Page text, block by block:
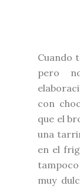
Cuando
pero
con
que el
una
en el
muy